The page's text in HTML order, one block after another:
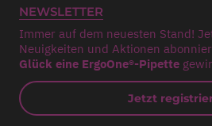
NEWSLETTER
Immer auf dem neuesten Stand!
Neuigkeiten und Aktionen
Glück eine ErgoOne®-Pipette
Jetzt